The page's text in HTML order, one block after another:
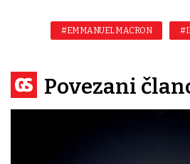
#EMMANUEL MACRON
Povezani